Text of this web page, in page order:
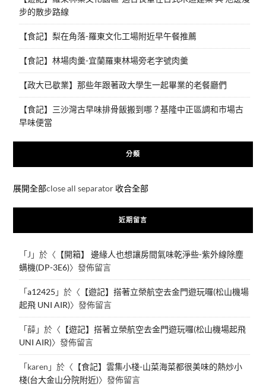
步的散步路線
【食記】梨在角落-羅東文化工場附近早午餐推薦
【食記】林場肉羹-宜蘭羅東林場旁老字號肉羹
【政大已歇業】那些年跟著政大學生一起畢業的老餐廳們
【食記】三沙灣古早味排骨飯搬到哪？基隆中正區調和市場古
早味便當
分類
展開全部close all separator 收合全部
近期留言
「J 」於〈 【開箱】 邊緣人也想讓房間氣味乾淨些-紫外線除塵
螨機(DP-3E6)〉發佈留言
「a12425 」於〈 【遊記】搭著立榮航空去金門遊玩囉(松山機場
起飛 UNI AIR)〉發佈留言
「薛」於〈 【遊記】搭著立榮航空去金門遊玩囉(松山機場起飛
UNI AIR)〉發佈留言
「karen 」於〈 【食記】雲集小棧-山菜海菜都很美味的熱炒小
棧(台大金山分院附近)〉發佈留言